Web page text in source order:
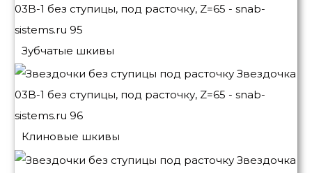
Зубчатые шкивы
Клиновые шкивы